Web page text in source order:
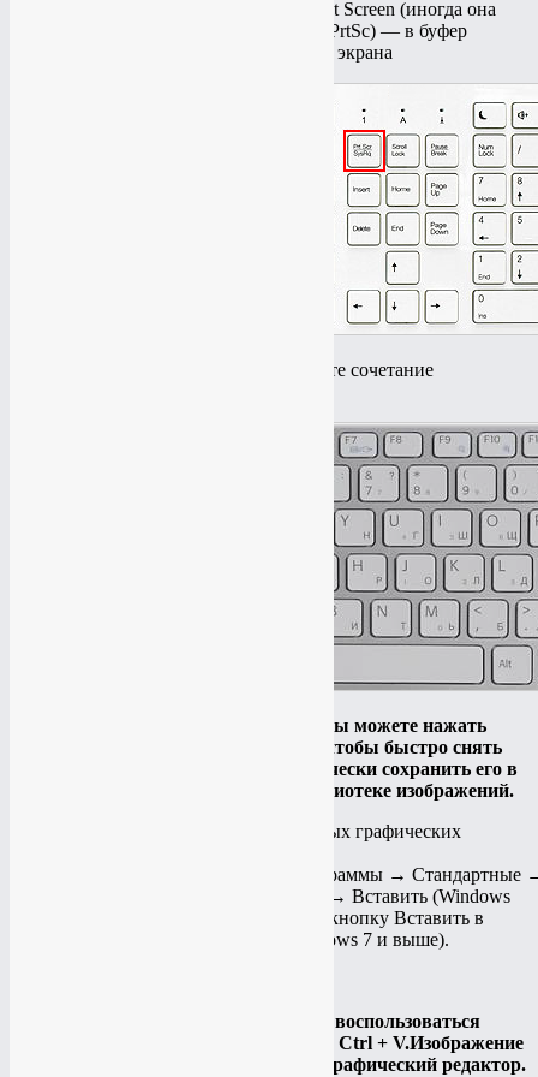
Print Screen (иногда она
PrtSc) — в буфер
обмена будет скопирован снимок всего экрана
Если вы работаете на ноутбуке, нажмите сочетание
В Windows 8 и 10 вы можете нажать
, чтобы быстро снять
скриншот всего экрана и автоматически сохранить его в
в вашей библиотеке изображений.
Откройте любой из установленных графических
Программы → Стандартные
→ Вставить (Windows
XP, Windows Vista) или нажмите кнопку Вставить в
верхнем меню программы (Windows 7 и выше).
Вы также можете воспользоваться
Ctrl+ V.Изображение
будет вставлено из буфера обмена в графический редактор.